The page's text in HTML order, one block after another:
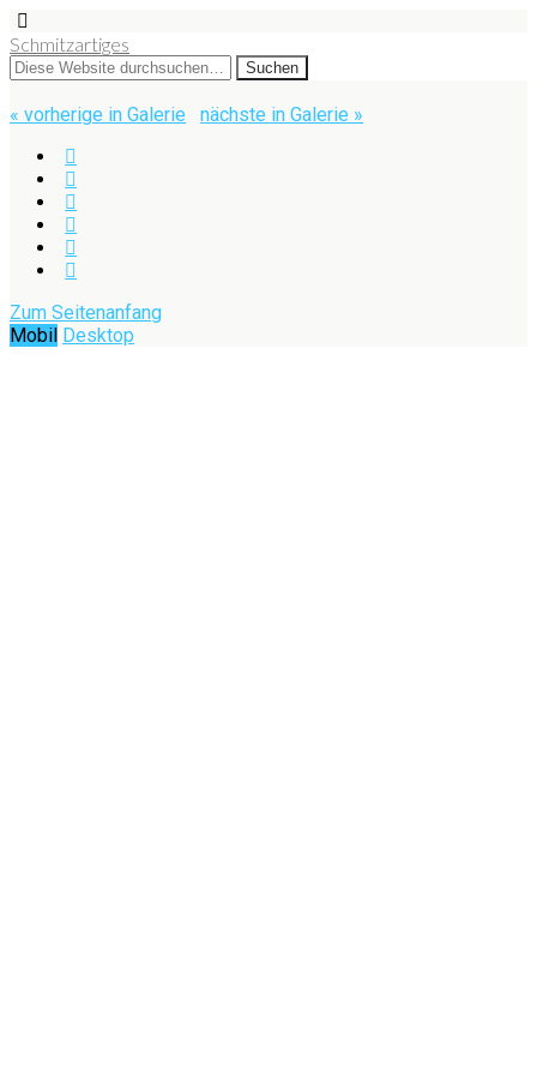
Schmitzartiges
« vorherige in Galerie nächste in Galerie »
Zum Seitenanfang
Mobil Desktop